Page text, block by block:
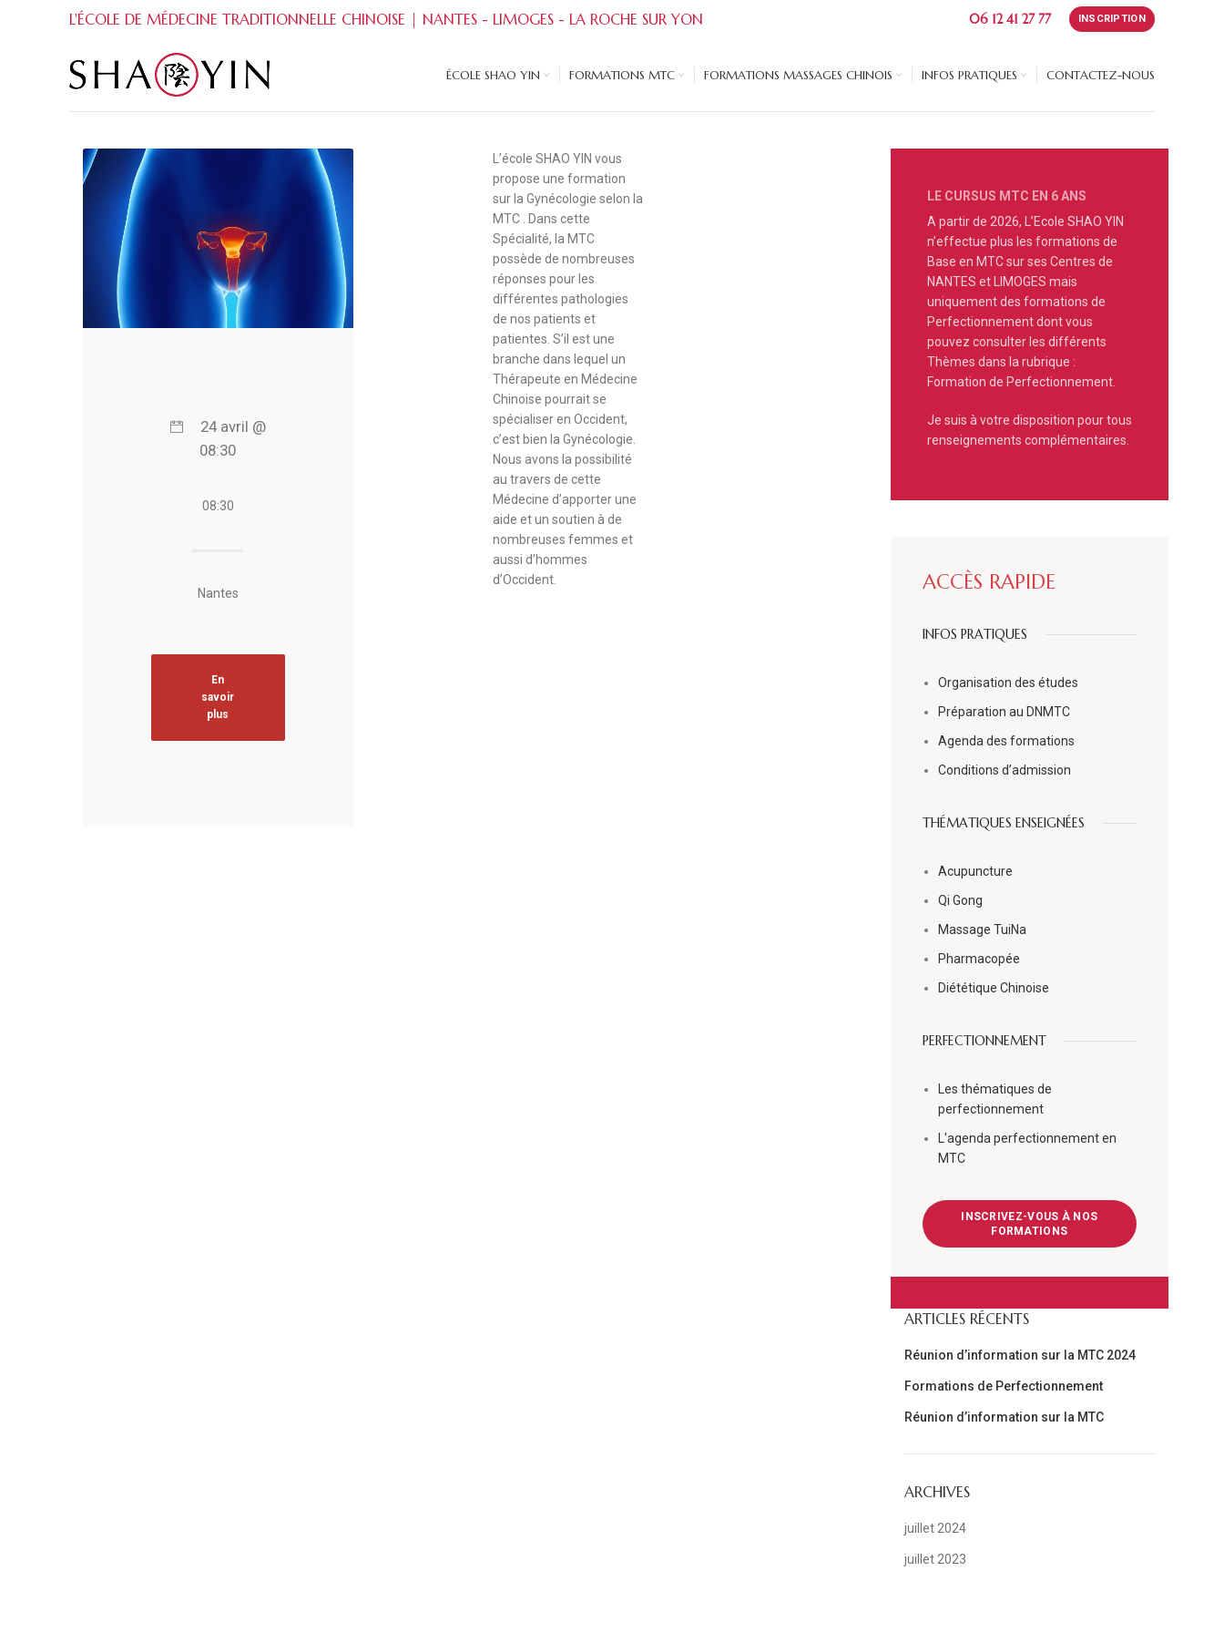
L'ÉCOLE DE MÉDECINE TRADITIONNELLE CHINOISE | NANTES - LIMOGES - LA ROCHE SUR YON 06 12 41 27 77 INSCRIPTION
ÉCOLE SHAO YIN FORMATIONS MTC FORMATIONS MASSAGES CHINOIS INFOS PRATIQUES CONTACTEZ-NOUS
L’école SHAO YIN vous
propose une formation
sur la Gynécologie selon la
MTC . Dans cette
Spécialité, la MTC
possède de nombreuses
réponses pour les
différentes pathologies
de nos patients et
patientes. S’il est une
branche dans lequel un
Thérapeute en Médecine
Chinoise pourrait se
spécialiser en Occident,
c’est bien la Gynécologie.
Nous avons la possibilité
au travers de cette
Médecine d’apporter une
aide et un soutien à de
nombreuses femmes et
aussi d’hommes
d’Occident.
24 avril @
08:30
08:30
Nantes
En
savoir
plus
LE CURSUS MTC EN 6 ANS
A partir de 2026, L’Ecole SHAO YIN
n’effectue plus les formations de
Base en MTC sur ses Centres de
NANTES et LIMOGES mais
uniquement des formations de
Perfectionnement dont vous
pouvez consulter les différents
Thèmes dans la rubrique :
Formation de Perfectionnement.
Je suis à votre disposition pour tous
renseignements complémentaires.
ACCÈS RAPIDE
INFOS PRATIQUES
Organisation des études
Préparation au DNMTC
Agenda des formations
Conditions d’admission
THÉMATIQUES ENSEIGNÉES
Acupuncture
Qi Gong
Massage TuiNa
Pharmacopée
Diététique Chinoise
PERFECTIONNEMENT
Les thématiques de
perfectionnement
L'agenda perfectionnement en
MTC
INSCRIVEZ-VOUS À NOS
FORMATIONS
ARTICLES RÉCENTS
Réunion d’information sur la MTC 2024
Formations de Perfectionnement
Réunion d’information sur la MTC
ARCHIVES
juillet 2024
juillet 2023